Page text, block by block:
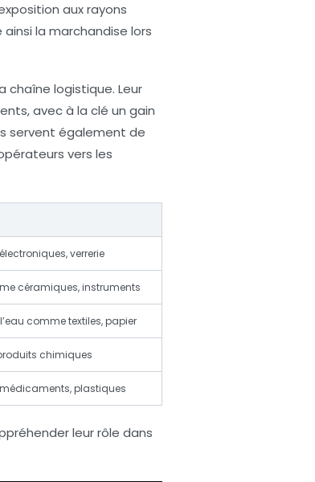
aux rayons
la marchandise lors
logistique. Leur
avec à la clé un gain
servent également de
vers les
verrerie
céramiques, instruments
comme textiles, papier
chimiques
plastiques
leur rôle dans